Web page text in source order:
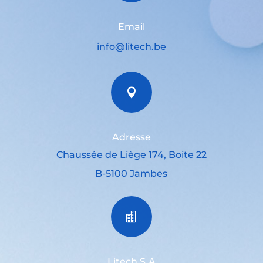
Email
info@litech.be

Adresse
Chaussée de Liège 174, Boite 22
B-5100 Jambes
